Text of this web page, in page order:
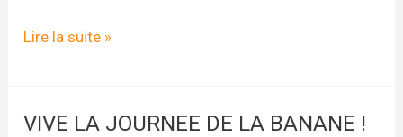
Teaser
son
Lire la suite »
VIVE LA JOURNEE DE LA BANANE !